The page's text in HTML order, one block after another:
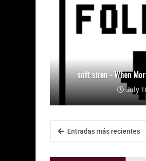
soft siren - When
July
Entradas más recientes